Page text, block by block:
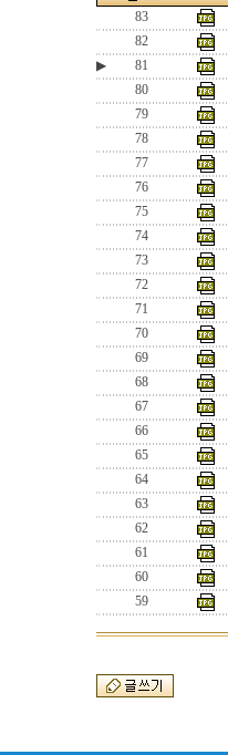
83
82
▶
81
80
79
78
77
76
75
74
73
72
71
70
69
68
67
66
65
64
63
62
61
60
59